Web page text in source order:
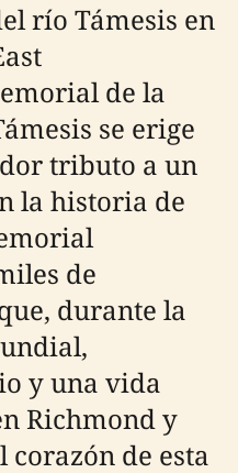
río Támesis en
de la
se erige
tributo a un
la historia de
de
durante la
y una vida
Richmond y
de esta